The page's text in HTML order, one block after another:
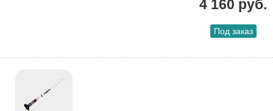
4 160 руб.
Под заказ